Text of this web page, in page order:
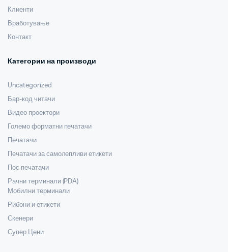
Клиенти
Вработување
Контакт
Категории на производи
Uncategorized
Бар-код читачи
Видео проектори
Големо форматни печатачи
Печатачи
Печатачи за самолепливи етикети
Пос печатачи
Рачни терминали (PDA)
Мобилни терминали
Рибони и етикети
Скенери
Супер Цени